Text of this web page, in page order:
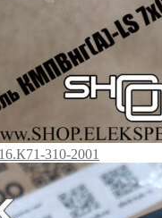
310-2001